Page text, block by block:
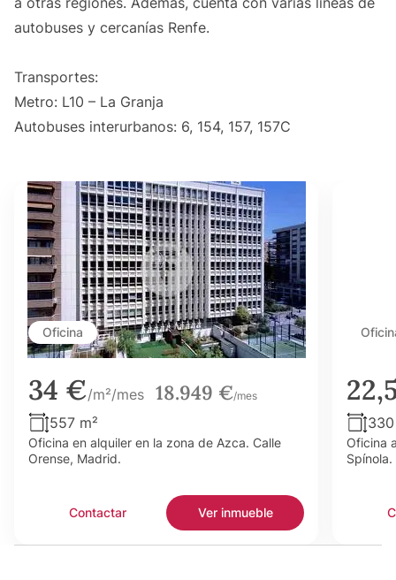
autobuses y cercanías Renfe.
Transportes:
Metro: L10 – La Granja
Autobuses interurbanos: 6, 154, 157, 157C
Oficina
34 €/m²/mes 18.949 €/mes
557 m²
Oficina en alquiler en la zona de Azca. Calle
Orense, Madrid.
Contactar Ver inmueble
Oficina
Spínola.